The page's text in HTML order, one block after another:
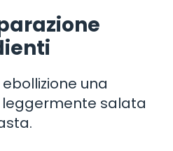
una
leggermente salata